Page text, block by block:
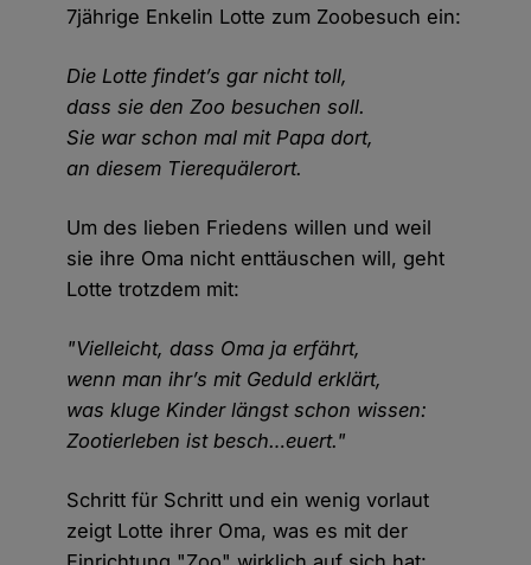
7jährige Enkelin Lotte zum Zoobesuch ein:
Die Lotte findet’s gar nicht toll,
dass sie den Zoo besuchen soll.
Sie war schon mal mit Papa dort,
an diesem Tierequälerort.
Um des lieben Friedens willen und weil
sie ihre Oma nicht enttäuschen will, geht
Lotte trotzdem mit:
"Vielleicht, dass Oma ja erfährt,
wenn man ihr’s mit Geduld erklärt,
was kluge Kinder längst schon wissen:
Zootierleben ist besch…euert."
Schritt für Schritt und ein wenig vorlaut
zeigt Lotte ihrer Oma, was es mit der